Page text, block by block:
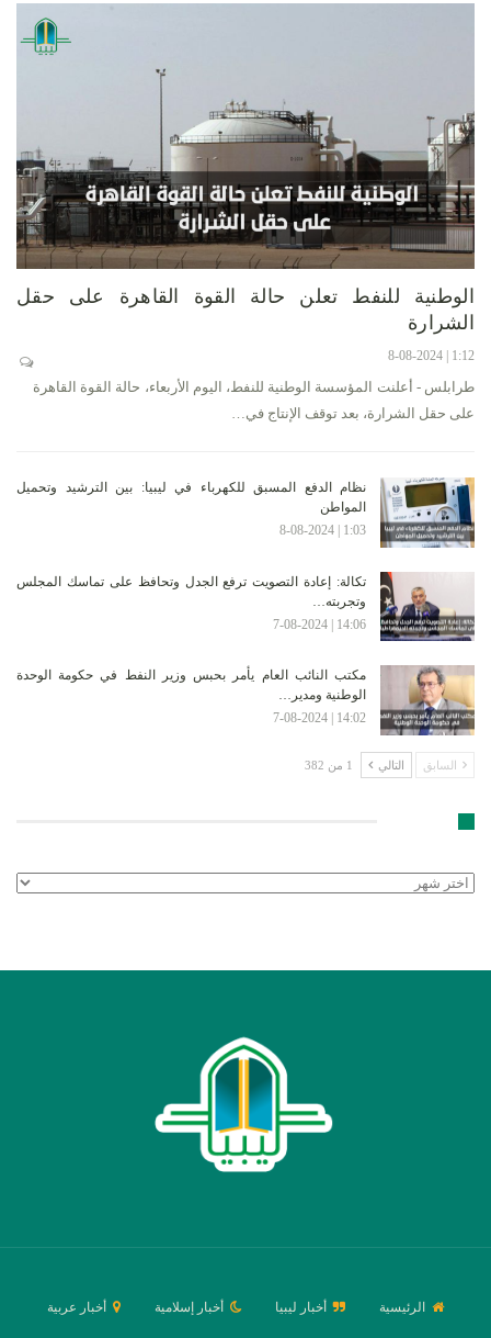
الوطنية للنفط تعلن حالة القوة القاهرة على حقل
الشرارة
1:12 | 8-08-2024
طرابلس - أعلنت المؤسسة الوطنية للنفط، اليوم الأربعاء، حالة القوة القاهرة
على حقل الشرارة، بعد توقف الإنتاج في…
نظام الدفع المسبق للكهرباء في ليبيا: بين الترشيد وتحميل
المواطن
1:03 | 8-08-2024
تكالة: إعادة التصويت ترفع الجدل وتحافظ على تماسك المجلس
وتجربته…
14:06 | 7-08-2024
مكتب النائب العام يأمر بحبس وزير النفط في حكومة الوحدة
الوطنية ومدير…
14:02 | 7-08-2024
السابق التالي 1 من 382
الأرشيف
الرئيسية أخبار ليبيا أخبار إسلامية أخبار عربية